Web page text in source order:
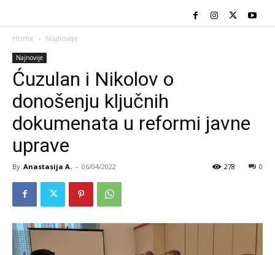
Home Najnovije
Najnovije
Ćuzulan i Nikolov o
donošenju ključnih
dokumenata u reformi javne
uprave
By Anastasija A. - 06/04/2022 0
278